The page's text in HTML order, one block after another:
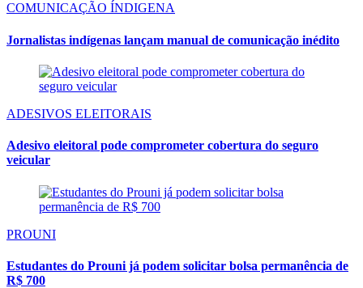
COMUNICAÇÃO ÍNDIGENA
Jornalistas indígenas lançam manual de comunicação inédito
ADESIVOS ELEITORAIS
Adesivo eleitoral pode comprometer cobertura do seguro
veicular
PROUNI
Estudantes do Prouni já podem solicitar bolsa permanência de
R$ 700